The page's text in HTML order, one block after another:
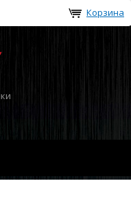
Корзина